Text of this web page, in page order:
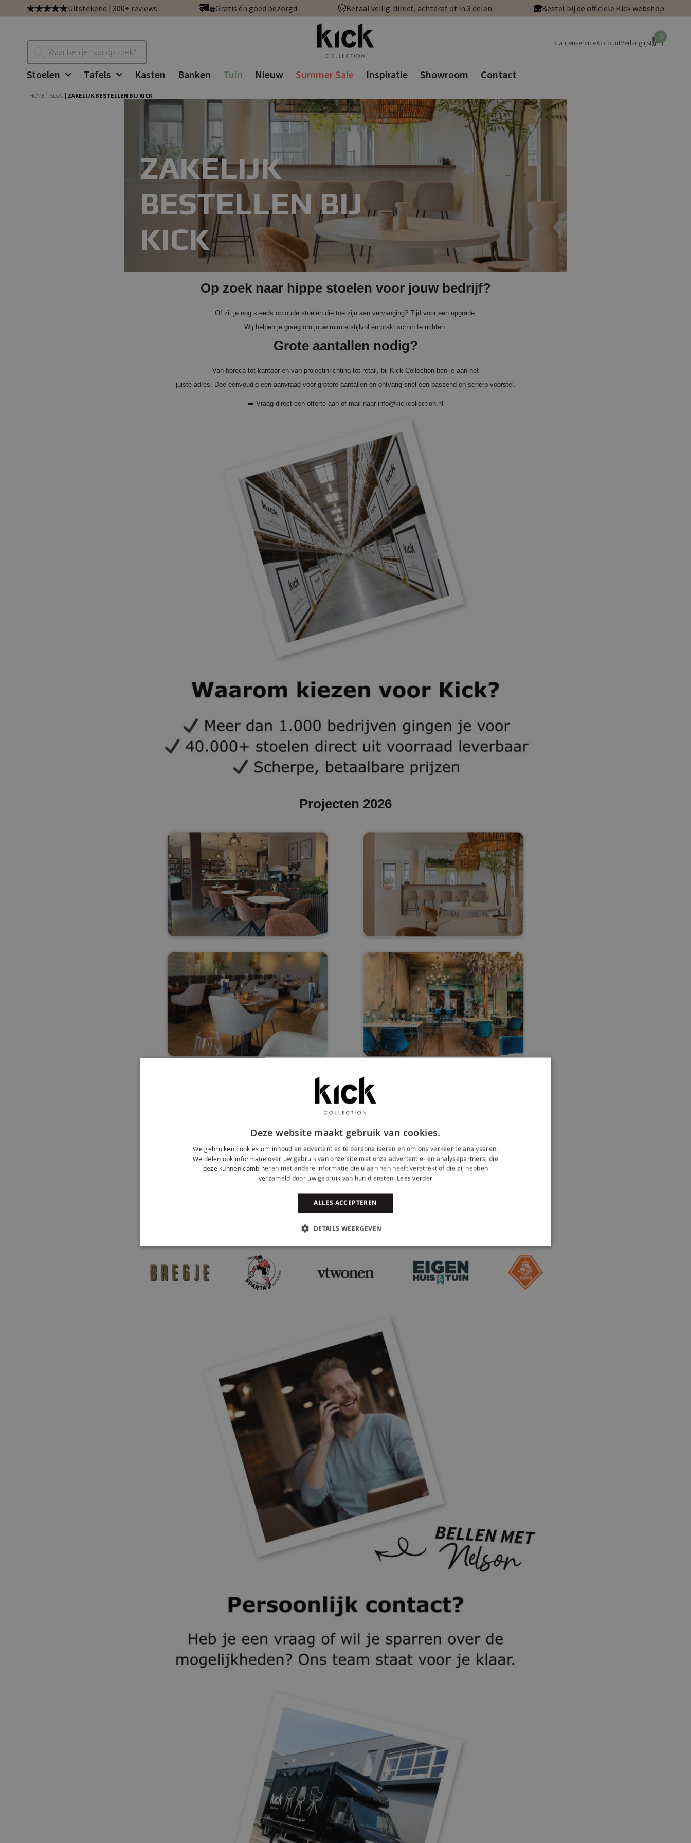
Ga
direct
naar
inhoud
Uitstekend | 300+ reviews Gratis én goed bezorgd Betaal veilig: direct, achteraf of in 3 delen Bestel bij de officiële Kick webshop
Zoeken
KlantenserviceAccountVerlanglijst
0
Stoelen Tafels Kasten Banken Tuin Nieuw Summer Sale Inspiratie Showroom Contact
HOME BLOG ZAKELIJK BESTELLEN BIJ KICK
ZAKELIJK
BESTELLEN BIJ
KICK
Op zoek naar hippe stoelen voor jouw bedrijf?
Of zit je nog steeds op oude stoelen die toe zijn aan vervanging? Tijd voor een upgrade.
Wij helpen je graag om jouw ruimte stijlvol én praktisch in te richten.
Grote aantallen nodig?
Van horeca tot kantoor en van projectinrichting tot retail, bij Kick Collection ben je aan het
juiste adres. Doe eenvoudig een aanvraag voor grotere aantallen en ontvang snel een passend en scherp voorstel.
➡️ Vraag direct een offerte aan of mail naar info@kickcollection.nl
Projecten 2026
Zij gingen je voor
Deze website maakt gebruik van cookies.
We gebruiken cookies om inhoud en advertenties te personaliseren en om ons verkeer te analyseren.
We delen ook informatie over uw gebruik van onze site met onze advertentie- en analysepartners, die
deze kunnen combineren met andere informatie die u aan hen heeft verstrekt of die zij hebben
verzameld door uw gebruik van hun diensten. Lees verder
ALLES ACCEPTEREN
DETAILS WEERGEVEN